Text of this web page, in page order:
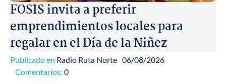
FOSIS invita a preferir
emprendimientos locales para
regalar en el Día de la Niñez
Publicado en Radio Ruta Norte 06/08/2026
Comentarios: 0